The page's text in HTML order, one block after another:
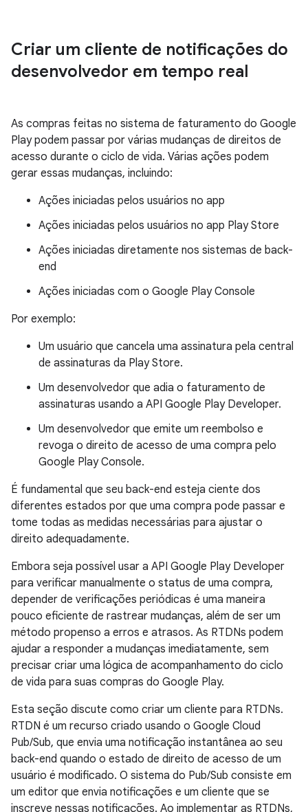
Criar um cliente de notificações do
desenvolvedor em tempo real
As compras feitas no sistema de faturamento do Google
Play podem passar por várias mudanças de direitos de
acesso durante o ciclo de vida. Várias ações podem
gerar essas mudanças, incluindo:
Ações iniciadas pelos usuários no app
Ações iniciadas pelos usuários no app Play Store
Ações iniciadas diretamente nos sistemas de back-
end
Ações iniciadas com o Google Play Console
Por exemplo:
Um usuário que cancela uma assinatura pela central
de assinaturas da Play Store.
Um desenvolvedor que adia o faturamento de
assinaturas usando a API Google Play Developer.
Um desenvolvedor que emite um reembolso e
revoga o direito de acesso de uma compra pelo
Google Play Console.
É fundamental que seu back-end esteja ciente dos
diferentes estados por que uma compra pode passar e
tome todas as medidas necessárias para ajustar o
direito adequadamente.
Embora seja possível usar a API Google Play Developer
para verificar manualmente o status de uma compra,
depender de verificações periódicas é uma maneira
pouco eficiente de rastrear mudanças, além de ser um
método propenso a erros e atrasos. As RTDNs podem
ajudar a responder a mudanças imediatamente, sem
precisar criar uma lógica de acompanhamento do ciclo
de vida para suas compras do Google Play.
Esta seção discute como criar um cliente para RTDNs.
RTDN é um recurso criado usando o Google Cloud
Pub/Sub, que envia uma notificação instantânea ao seu
back-end quando o estado de direito de acesso de um
usuário é modificado. O sistema do Pub/Sub consiste em
um editor que envia notificações e um cliente que se
inscreve nessas notificações. Ao implementar as RTDNs,